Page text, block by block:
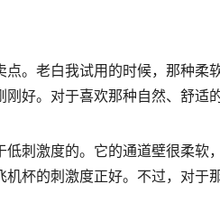
点。老白我试用的时候，那种柔
好。对于喜欢那种自然、舒适
低刺激度的。它的通道壁很柔软
杯的刺激度正好。不过，对于